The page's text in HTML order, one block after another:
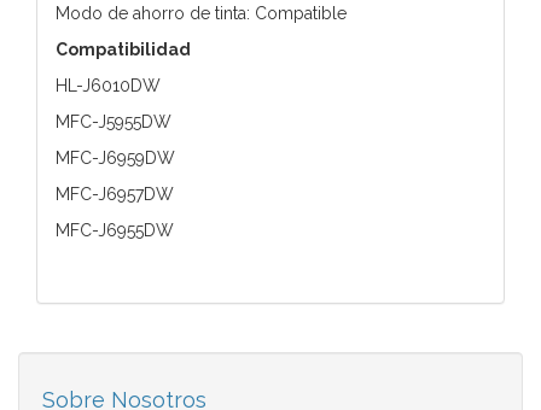
Modo de ahorro de tinta: Compatible
Compatibilidad
HL-J6010DW
MFC-J5955DW
MFC-J6959DW
MFC-J6957DW
MFC-J6955DW
Sobre Nosotros